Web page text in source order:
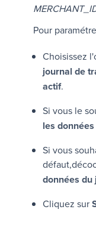
Pour
Choisissez
journal de
actif.
Si vous le
les
Si vous
données
Cliquez sur